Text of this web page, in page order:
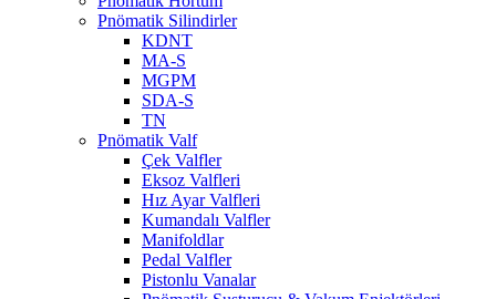
Pnömatik Silindirler
KDNT
MA-S
MGPM
SDA-S
TN
Pnömatik Valf
Çek Valfler
Eksoz Valfleri
Hız Ayar Valfleri
Kumandalı Valfler
Manifoldlar
Pedal Valfler
Pistonlu Vanalar